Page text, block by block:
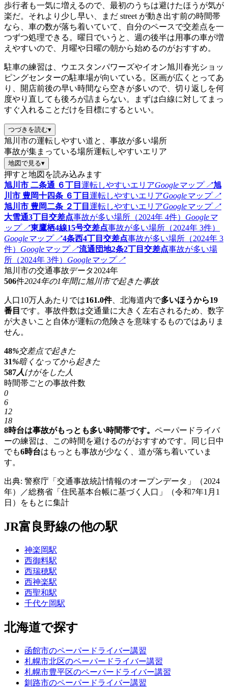
歩行者も一気に増えるので、最初のうちは避けたほうが気が
楽だ。それより少し早い、まだ street が動き出す前の時間帯
なら、車の数が落ち着いていて、自分のペースで交差点を一
つずつ処理できる。曜日でいうと、週の後半は用事の車が増
えやすいので、月曜や日曜の朝から始めるのがおすすめ。
駐車の練習は、ウエスタンパワーズやイオン旭川春光ショッ
ピングセンターの駐車場が向いている。区画が広くとってあ
り、開店前後の早い時間なら空きが多いので、切り返しを何
度やり直しても後ろが詰まらない。まずは白線に対してまっ
すぐ入れることだけを目標にするといい。
つづきを読む▾
旭川市の運転しやすい道と、事故が多い場所
事故が集まっている場所運転しやすいエリア
地図で見る▾
押すと地図を読み込みます
旭川市 二条通 ６丁目 運転しやすいエリアGoogleマップ ↗旭
川市 豊岡十四条 ６丁目 運転しやすいエリアGoogleマップ ↗
旭川市 豊岡二条 ２丁目 運転しやすいエリアGoogleマップ ↗
大雪通3丁目交差点事故が多い場所（2024年 4件） Googleマ
ップ ↗東鷹栖4線15号交差点事故が多い場所（2024年 3件）
Googleマップ ↗4条西4丁目交差点事故が多い場所（2024年 3
件） Googleマップ ↗流通団地2条2丁目交差点事故が多い場
所（2024年 3件） Googleマップ ↗
旭川市の交通事故データ2024年
506件2024年の1年間に旭川市で起きた事故
人口10万人あたりでは161.0件、北海道内で多いほうから19
番目 です。事故件数は交通量に大きく左右されるため、数字
が大きいこと自体が運転の危険さを意味するものではありま
せん。
48%交差点で起きた
31%暗くなってから起きた
587人けがをした人
時間帯ごとの事故件数
0
6
12
18
8時台は事故がもっとも多い時間帯です。 ペーパードライバ
ーの練習は、この時間を避けるのがおすすめです。同じ日中
でも6時台はもっとも事故が少なく、道が落ち着いていま
す。
出典: 警察庁「交通事故統計情報のオープンデータ」（2024
年）／総務省「住民基本台帳に基づく人口」（令和7年1月1
日）をもとに集計
JR富良野線の他の駅
神楽岡駅
西御料駅
西瑞穂駅
西神楽駅
西聖和駅
千代ケ岡駅
北海道で探す
函館市のペーパードライバー講習
札幌市北区のペーパードライバー講習
札幌市豊平区のペーパードライバー講習
釧路市のペーパードライバー講習